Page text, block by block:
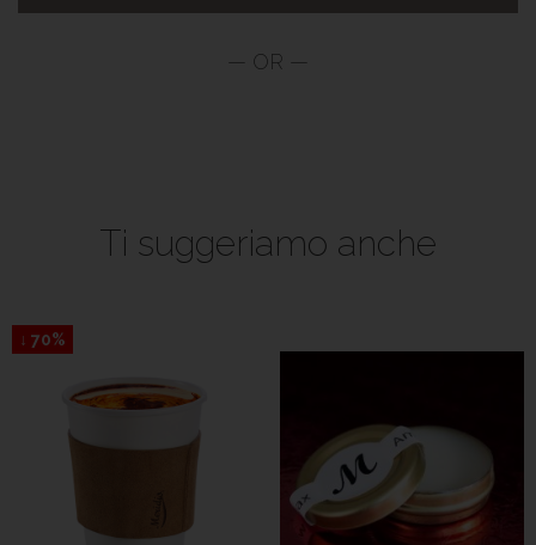
Ti suggeriamo anche
↓ 70%